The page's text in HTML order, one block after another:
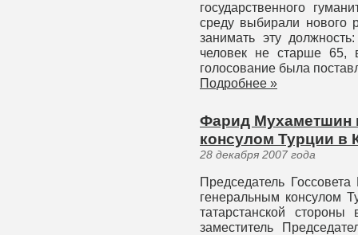
государственного
среду выбирали нового
занимать эту
человек не старше 65,
голосование была
Подробнее »
Фарид Мухаметшин
консулом Турции в
28 декабря 2007 года
Председатель
генеральным консулом
татарстанской
заместитель